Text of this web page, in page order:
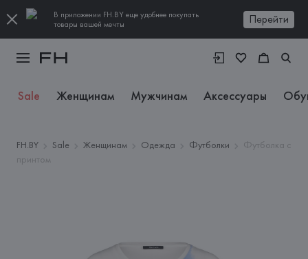
В приложении FH.BY еще удобнее покупать
товары вашей мечты
Перейти
Sale Женщинам Мужчинам Аксессуары
FH.BY Sale Женщинам Одежда Футболки
Футболка с
принтом